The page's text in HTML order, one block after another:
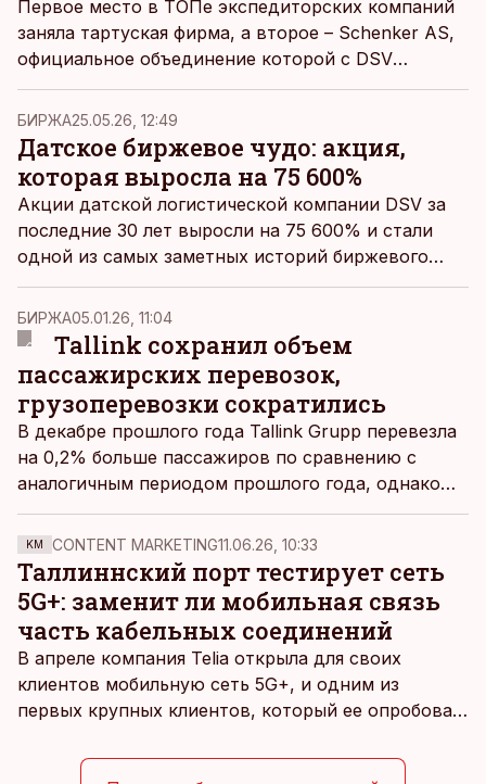
Первое место в ТОПе экспедиторских компаний
заняла тартуская фирма, а второе – Schenker AS,
официальное объединение которой с DSV
завершилось 1 декабря.
БИРЖА25.05.26, 12:49
Датское биржевое чудо: акция,
которая выросла на 75 600%
Акции датской логистической компании DSV за
последние 30 лет выросли на 75 600% и стали
одной из самых заметных историй биржевого
успеха в Европе.
БИРЖА05.01.26, 11:04
Tallink сохранил объем
пассажирских перевозок,
грузоперевозки сократились
В декабре прошлого года Tallink Grupp перевезла
на 0,2% больше пассажиров по сравнению с
аналогичным периодом прошлого года, однако
объемы грузовых единиц и перевозимых
пассажирских транспортных средств
сократились.
KM CONTENT MARKETING11.06.26, 10:33
Таллиннский порт тестирует сеть
5G+: заменит ли мобильная связь
часть кабельных соединений
В апреле компания Telia открыла для своих
клиентов мобильную сеть 5G+, и одним из
первых крупных клиентов, который ее опробовал,
новую технологию в условиях портовой